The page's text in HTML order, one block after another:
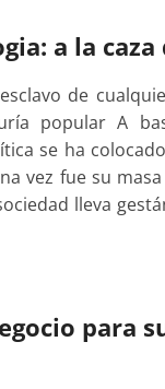
a la
de
popular A
se ha
vez fue su
lleva
para